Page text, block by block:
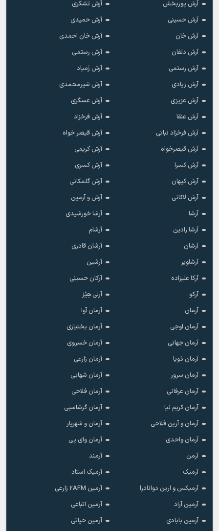
آرش پوربخش
آرش تشکری
آرش حسینی
آرش حمیدی
آرش خان
آرش خان احمدی
آرش دلفان
آرش رستمى
آرش رستمی
آرش زَمیاد
آرش زیادی
آرش شیرمحمدی
آرش عزیزی
آرش عسگری
آرش عنقا
آرش فرخزاد
آرش فرخزاد نباتی
آرش قیصر خواه
آرش قیصرخواه
آرش کریمی
آرش کسرا
آرش کسری
آرش کیهان
آرش گلمکانی
آرش لاکانی
آرش و آرمین
آرشا
آرشا خورشیدی
آرشا رادین
آرشام
آرشان
آرشان قادری
آرشاویر
آرشین
آرکا علیزاده
آرکان حسینی
آرکو
آرلی هِیْز
آرمان
آرمان آوا
آرمان اوجی
آرمان بختیاری
آرمان جهانی
آرمان خسروی
آرمان ذویا
آرمان زارعی
آرمان سرور
آرمان شهابی
آرمان عرفانی
آرمان فلاحی
آرمان کریم نیا
آرمان گرشاسبی
آرمان و آرین فلاحی
آرمان و شهریار
آرمان واحدی
آرمان وای پی
آرمن
آرمند
آرمیک
آرمیک استاد
آرمیکس و ارین دوانادرا
آرمین 2AFM زارعی
آرمین آراد
آرمین اتباعی
آرمین بابادی
آرمین حیاتی